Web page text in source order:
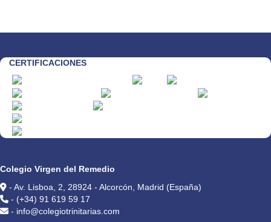
CERTIFICACIONES
Colegio Virgen del Remedio
- Av. Lisboa, 2, 28924 - Alcorcón, Madrid (España)
- (+34) 91 619 59 17
- info@colegiotrinitarias.com